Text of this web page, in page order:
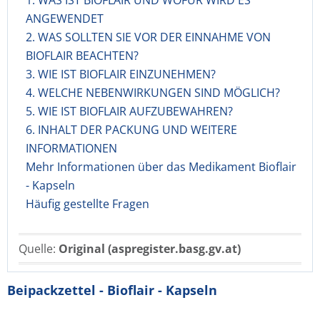
ANGEWENDET
2. WAS SOLLTEN SIE VOR DER EINNAHME VON
BIOFLAIR BEACHTEN?
3. WIE IST BIOFLAIR EINZUNEHMEN?
4. WELCHE NEBENWIRKUNGEN SIND MÖGLICH?
5. WIE IST BIOFLAIR AUFZUBEWAHREN?
6. INHALT DER PACKUNG UND WEITERE
INFORMATIONEN
Mehr Informationen über das Medikament Bioflair
- Kapseln
Häufig gestellte Fragen
Quelle: Original (aspregister.basg.gv.at)
Beipackzettel - Bioflair - Kapseln